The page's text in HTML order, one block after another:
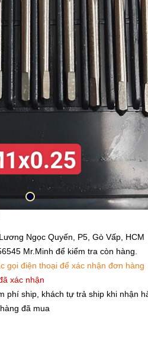
Ngọc Quyến, P5, Gò Vấp, HCM
Mr.Minh để kiểm tra còn hàng.
gọi điện thoại để xác nhận đơn hàng
xác nhận
phí ship, khách tự trả ship khi nhận
đã mua